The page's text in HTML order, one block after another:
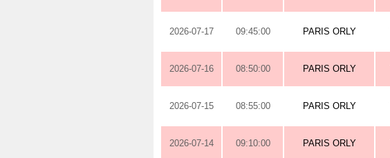
2026-07-17 09:45:00 PARIS ORLY
2026-07-16 08:50:00 PARIS ORLY
2026-07-15 08:55:00 PARIS ORLY
2026-07-14 09:10:00 PARIS ORLY